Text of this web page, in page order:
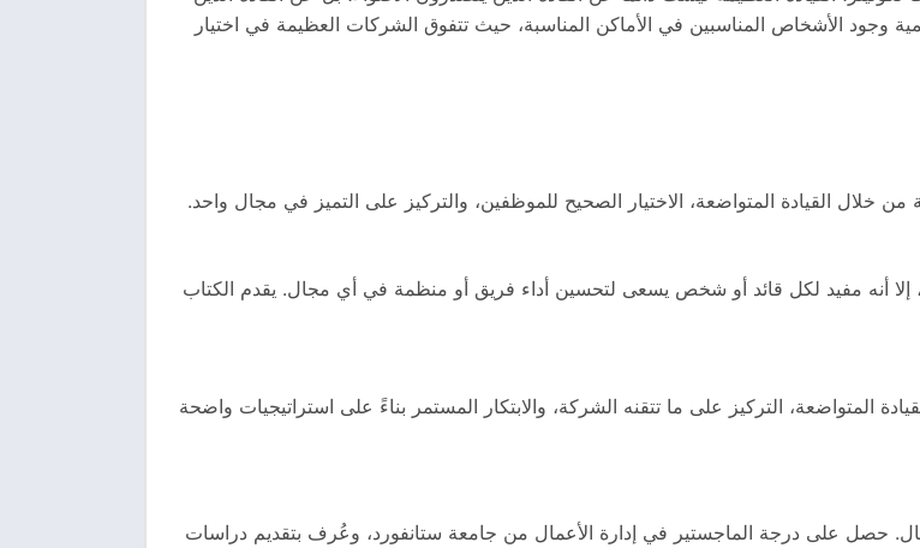
وجود الأشخاص المناسبين في الأماكن المناسبة، حيث تتفوق الشركات العظيمة في اختيار
القيادة المتواضعة، الاختيار الصحيح للموظفين، والتركيز على التميز في مجال واحد.
إلا أنه مفيد لكل قائد أو شخص يسعى لتحسين أداء فريق أو منظمة في أي مجال. يقدم الكتاب
التركيز على ما تتقنه الشركة، والابتكار المستمر بناءً على استراتيجيات واضحة
حصل على درجة الماجستير في إدارة الأعمال من جامعة ستانفورد، وعُرف بتقديم دراسات